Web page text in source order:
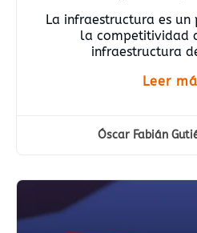
La infraestructura es
la competitividad
infraestructura
Leer
Óscar Fabián